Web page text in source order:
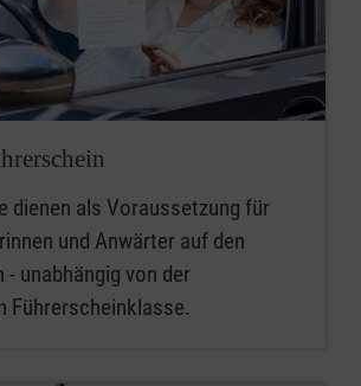
dienen als Voraussetzung für
und Anwärter auf den
- unabhängig von der
Führerscheinklasse.